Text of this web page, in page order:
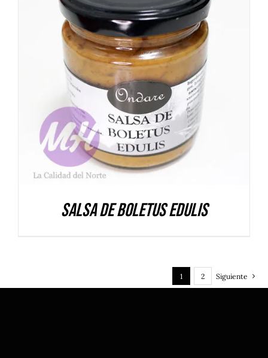
DETALLES
Salsa de Boletus Edulis
1 2 Siguiente